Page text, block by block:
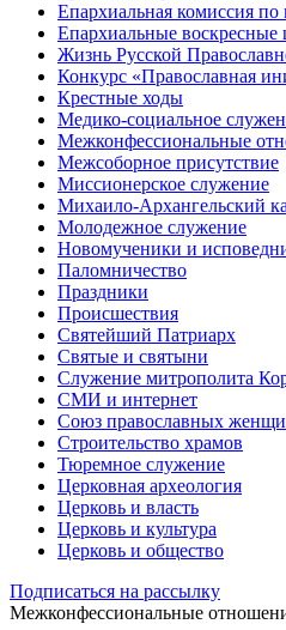
Епархиальная комиссия
Епархиальные
Жизнь Русской
Конкурс «Православная
Крестные ходы
Медико-социальное
Межконфессиональные
Межсоборное присутствие
Миссионерское служение
Михаило-Архангельский
Молодежное служение
Новомученики и
Паломничество
Праздники
Происшествия
Святейший Патриарх
Святые и святыни
Служение митрополита
СМИ и интернет
Союз православных
Строительство храмов
Тюремное служение
Церковная археология
Церковь и власть
Церковь и культура
Церковь и общество
Подписаться на рассылку
Межконфессиональные